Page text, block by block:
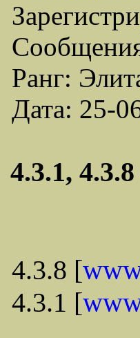
Ранг:
Дата: 25-
4.3.1,
4.3.8 [
4.3.1 [